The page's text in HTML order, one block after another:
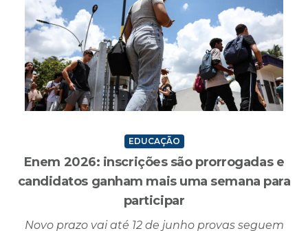
EDUCAÇÃO
candidatos ganham mais uma semana para
participar
Novo prazo vai até 12 de junho provas seguem
marcadas para novembro e taxa pode ser paga
até o dia 17